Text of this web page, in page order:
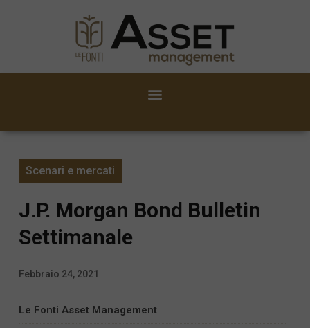
Scenari e mercati
J.P. Morgan Bond Bulletin
Settimanale
Febbraio 24, 2021
Le Fonti Asset Management